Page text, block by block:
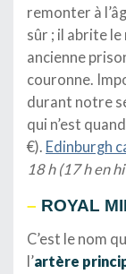
remonter à
sûr ; il abrite
ancienne
couronne.
durant notre
qui n’est
€). Edinburgh
18 h (17 h en
– ROYAL
C’est le nom
l’artère